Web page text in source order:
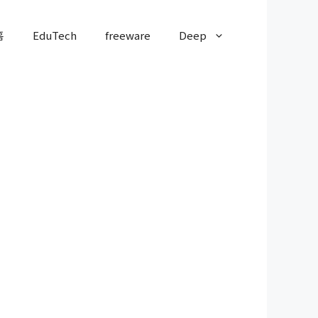
EduTech freeware Deep